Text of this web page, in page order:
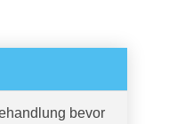
bevor